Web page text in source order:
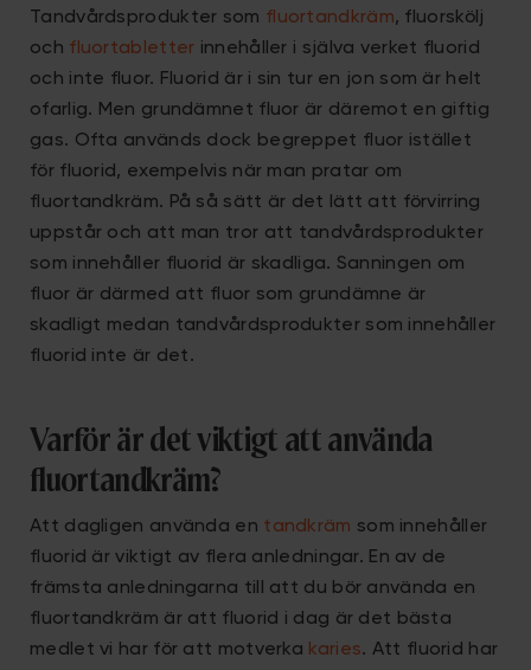
Tandvårdsprodukter som fluortandkräm, fluorskölj
och fluortabletter innehåller i själva verket fluorid
och inte fluor. Fluorid är i sin tur en jon som är helt
ofarlig. Men grundämnet fluor är däremot en giftig
gas. Ofta används dock begreppet fluor istället
för fluorid, exempelvis när man pratar om
fluortandkräm. På så sätt är det lätt att förvirring
uppstår och att man tror att tandvårdsprodukter
som innehåller fluorid är skadliga. Sanningen om
fluor är därmed att fluor som grundämne är
skadligt medan tandvårdsprodukter som innehåller
fluorid inte är det.
Varför är det viktigt att använda
fluortandkräm?
Att dagligen använda en tandkräm som innehåller
fluorid är viktigt av flera anledningar. En av de
främsta anledningarna till att du bör använda en
fluortandkräm är att fluorid i dag är det bästa
medlet vi har för att motverka karies. Att fluorid har